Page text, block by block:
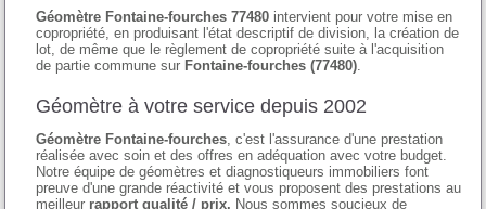
Géomètre Fontaine-fourches 77480 intervient pour votre mise en
copropriété, en produisant l'état descriptif de division, la création de
lot, de même que le règlement de copropriété suite à l'acquisition
de partie commune sur Fontaine-fourches (77480)
Géomètre à votre service depuis 2002
Géomètre Fontaine-fourches , c'est l'assurance d'une prestation
réalisée avec soin et des offres en adéquation avec votre budget.
Notre équipe de géomètres et diagnostiqueurs immobiliers font
preuve d'une grande réactivité et vous proposent des prestations au
meilleur rapport qualité / prix. Nous sommes soucieux de